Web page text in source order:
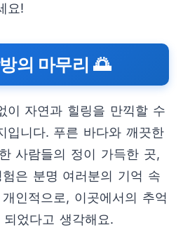
요!
의 마무리 🌅
이 자연과 힐링을 만끽할 수
입니다. 푸른 바다와 깨끗한
사람들의 정이 가득한 곳,
은 분명 여러분의 기억 속
인적으로, 이곳에서의 추억
었다고 생각해요.